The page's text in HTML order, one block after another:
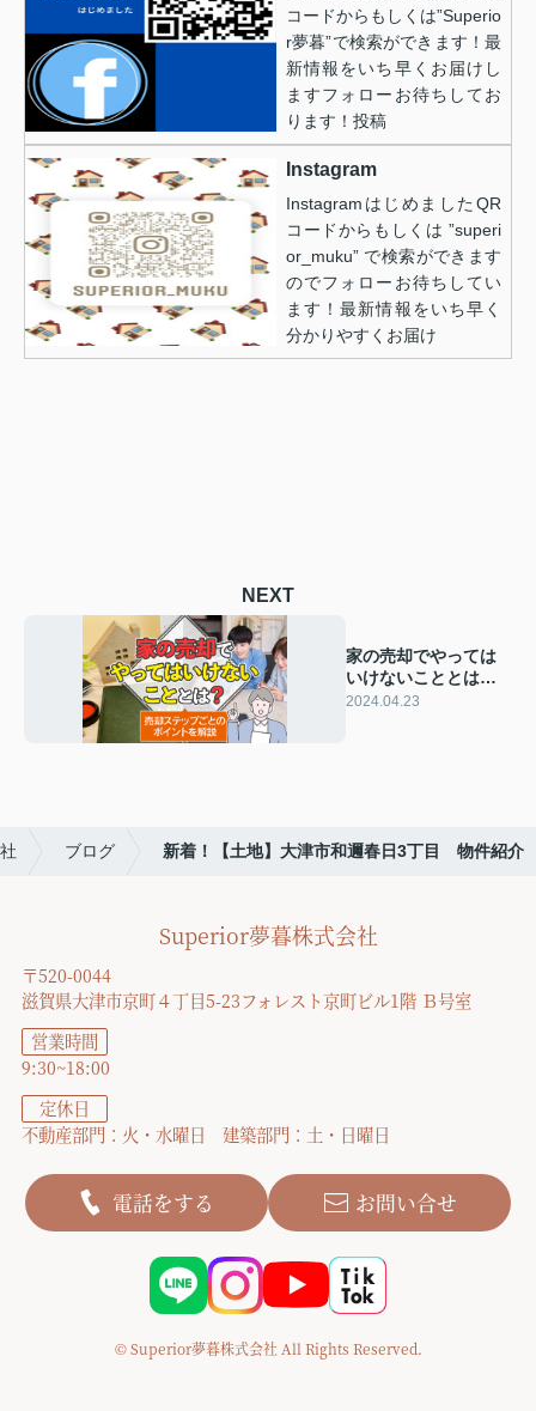
コードからもしくは”Superio
r夢暮”で検索ができます！最
新情報をいち早くお届けし
ますフォローお待ちしてお
ります！投稿
Instagram
InstagramはじめましたQR
コードからもしくは ”superi
or_muku” で検索ができます
のでフォローお待ちしてい
ます！最新情報をいち早く
分かりやすくお届け
NEXT
家の売却でやっては
いけないこととは？
売却ステップごとの
2024.04.23
ブログ 新着！【土地】大津市和邇春日3丁目 物件紹介
Superior夢暮株式会社
〒520-0044
滋賀県大津市京町４丁目5-23フォレスト京町ビル1階 Ｂ号室
営業時間
9:30~18:00
定休日
不動産部門：火・水曜日 建築部門：土・日曜日
電話をする お問い合せ
© Superior夢暮株式会社 All Rights Reserved.